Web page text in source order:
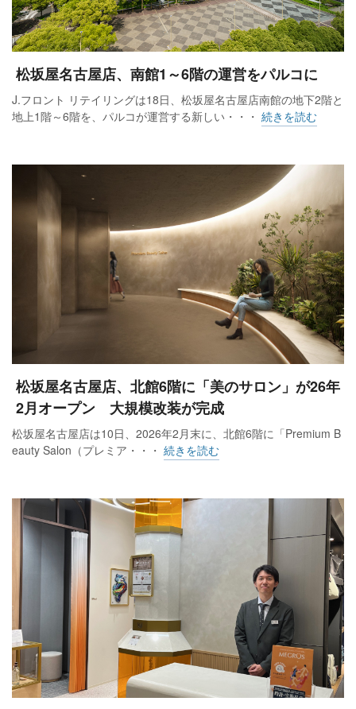
松坂屋名古屋店、南館1～6階の運営をパルコに
J.フロント リテイリングは18日、松坂屋名古屋店南館の地下2階と
地上1階～6階を、パルコが運営する新しい・・・ 続きを読む
松坂屋名古屋店、北館6階に「美のサロン」が26年
2月オープン 大規模改装が完成
松坂屋名古屋店は10日、2026年2月末に、北館6階に「Premium B
eauty Salon（プレミア・・・ 続きを読む